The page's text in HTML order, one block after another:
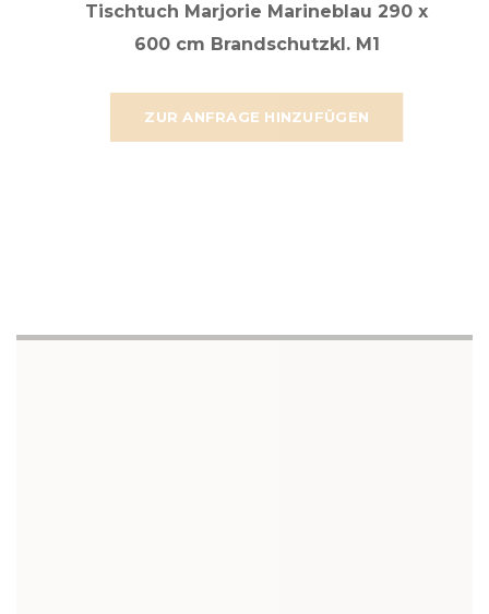
ZUR ANFRAGE HINZUFÜGEN
Tischtuch Marjorie Marineblau 290 x
600 cm Brandschutzkl. M1